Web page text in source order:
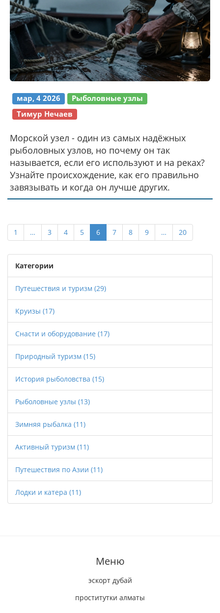
мар, 4 2026
Рыболовные узлы
Тимур Нечаев
Морской узел - один из самых надёжных
рыболовных узлов, но почему он так
называется, если его используют и на реках?
Узнайте происхождение, как его правильно
завязывать и когда он лучше других.
1 … 3 4 5 6 7 8 9 … 20
Категории
Путешествия и туризм (29)
Круизы (17)
Снасти и оборудование (17)
Природный туризм (15)
История рыболовства (15)
Рыболовные узлы (13)
Зимняя рыбалка (11)
Активный туризм (11)
Путешествия по Азии (11)
Лодки и катера (11)
Меню
эскорт дубай
проститутки алматы